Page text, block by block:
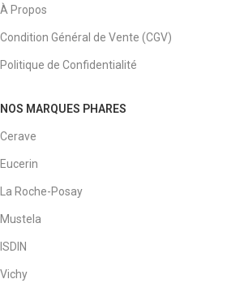
À Propos
Condition Général de Vente (CGV)
Politique de Confidentialité
NOS MARQUES PHARES
Cerave
Eucerin
La Roche-Posay
Mustela
ISDIN
Vichy